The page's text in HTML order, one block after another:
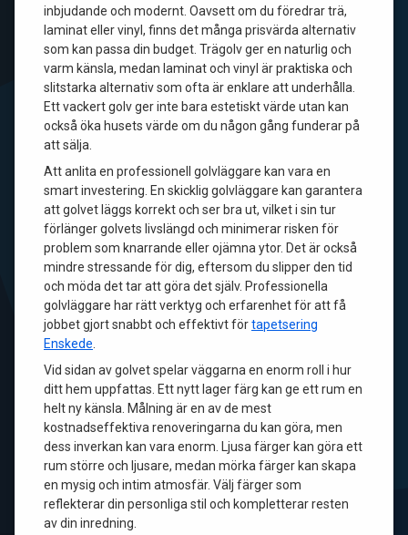
inbjudande och modernt. Oavsett om du föredrar trä,
laminat eller vinyl, finns det många prisvärda alternativ
som kan passa din budget. Trägolv ger en naturlig och
varm känsla, medan laminat och vinyl är praktiska och
slitstarka alternativ som ofta är enklare att underhålla.
Ett vackert golv ger inte bara estetiskt värde utan kan
också öka husets värde om du någon gång funderar på
att sälja.
Att anlita en professionell golvläggare kan vara en
smart investering. En skicklig golvläggare kan garantera
att golvet läggs korrekt och ser bra ut, vilket i sin tur
förlänger golvets livslängd och minimerar risken för
problem som knarrande eller ojämna ytor. Det är också
mindre stressande för dig, eftersom du slipper den tid
och möda det tar att göra det själv. Professionella
golvläggare har rätt verktyg och erfarenhet för att få
jobbet gjort snabbt och effektivt förtapetsering
Enskede
Vid sidan av golvet spelar väggarna en enorm roll i hur
ditt hem uppfattas. Ett nytt lager färg kan ge ett rum en
helt ny känsla. Målning är en av de mest
kostnadseffektiva renoveringarna du kan göra, men
dess inverkan kan vara enorm. Ljusa färger kan göra ett
rum större och ljusare, medan mörka färger kan skapa
en mysig och intim atmosfär. Välj färger som
reflekterar din personliga stil och kompletterar resten
av din inredning.